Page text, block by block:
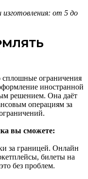
от 5 до
ограничения
иностранной
решением. Она даёт
операциям за
вы сможете:
за границей. Онлайн
билеты на
без проблем.